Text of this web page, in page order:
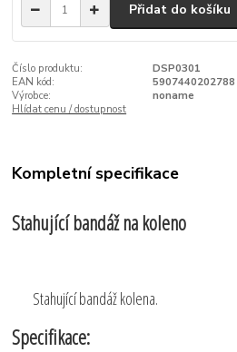
Přidat do košíku
Číslo produktu:
DSP0301
EAN kód:
5907440202788
Výrobce:
noname
Hlídat cenu / dostupnost
Kompletní specifikace
Stahující bandáž na koleno
Stahující bandáž kolena.
Specifikace: